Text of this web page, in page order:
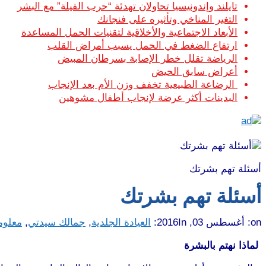
تايلند وإندونيسيا تحاولان تهدئة “حرب الفيلة” مع البشر
التغير المناخي وتأثيره على فنجانك
الأبعاد الاجتماعية والأخلاقية لتقنيات الحمل المساعدة
ارتفاع الضغط في الحمل يسبب أمراض القلب
الرياضة تقلل خطر الإصابة بسرطان المبيض
أعراض سابق الحيض
الرضاعة الطبيعية تخفف وزن الأم بعد الإنجاب
البدينات أكثر عرضة لإنجاب أطفال مشوهين
أسئلة تهم بشرتك
أسئلة تهم بشرتك
on: أغسطس 03, 2016 In: العيادة الجلدية, جمالك سيدتي,
لماذا نهتم بالبشرة